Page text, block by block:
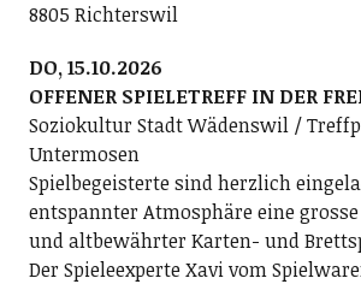
8805 Richterswil
DO, 15.10.2026
OFFENER SPIELETREFF IN DER
Soziokultur Stadt Wädenswil /
Untermosen
Spielbegeisterte sind herzlich
entspannter Atmosphäre eine
und altbewährter Karten- und
Der Spieleexperte Xavi vom